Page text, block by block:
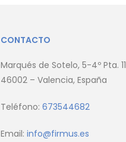
CONTACTO
Marqués de Sotelo, 5-4º Pta. 11
46002 – Valencia, España
Teléfono: 673544682
Email: info@firmus.es